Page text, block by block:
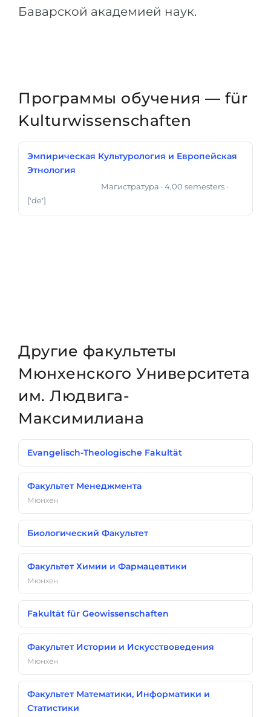
Баварской академией наук.
Программы обучения — für
Kulturwissenschaften
Эмпирическая Культурология и Европейская
Этнология
Магистратура · 4,00 semesters ·
['de']
Другие факультеты
Мюнхенского Университета
им. Людвига-
Максимилиана
Evangelisch-Theologische Fakultät
Факультет Менеджмента
Мюнхен
Биологический Факультет
Факультет Химии и Фармацевтики
Мюнхен
Fakultät für Geowissenschaften
Факультет Истории и Искусствоведения
Мюнхен
Факультет Математики, Информатики и
Статистики